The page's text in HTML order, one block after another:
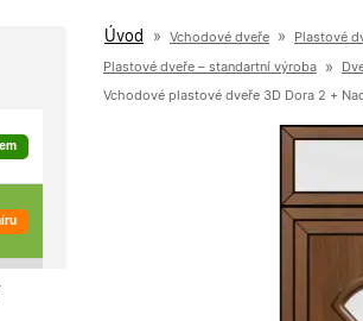
Úvod » Vchodové dveře » Plastové
Plastové dveře – standartní výroba »
Vchodové plastové dveře 3D Dora 2 +